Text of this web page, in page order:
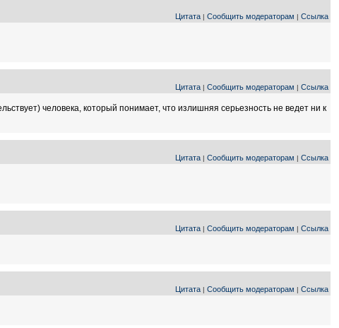
Цитата | Сообщить модераторам | Ссылка
Цитата | Сообщить модераторам | Ссылка
человека, который понимает, что излишняя серьезность не ведет ни к
Цитата | Сообщить модераторам | Ссылка
Цитата | Сообщить модераторам | Ссылка
Цитата | Сообщить модераторам | Ссылка